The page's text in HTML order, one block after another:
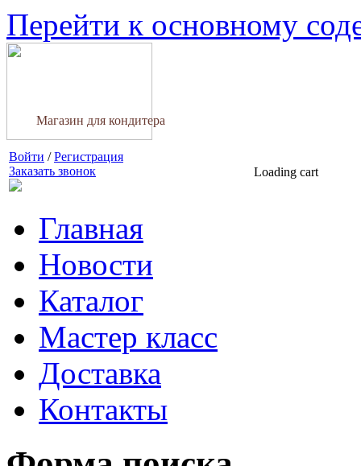
Перейти к основному
Магазин для кондитера
Войти /Регистрация
Заказать звонок
Loading cart
Главная
Новости
Каталог
Мастер класс
Доставка
Контакты